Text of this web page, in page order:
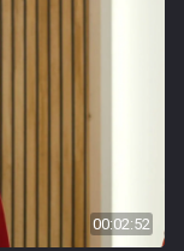
00:02:52